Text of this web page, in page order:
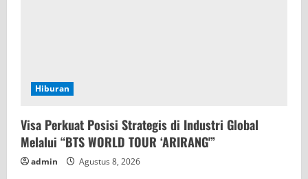
Hiburan
Visa Perkuat Posisi Strategis di Industri Global
Melalui “BTS WORLD TOUR ‘ARIRANG'”
admin Agustus 8, 2026